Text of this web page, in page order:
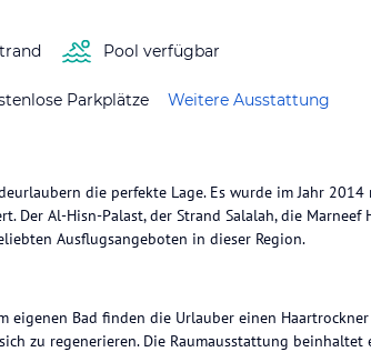
Pool verfügbar
Parkplätze Weitere Ausstattung
die perfekte Lage. Es wurde im Jahr 2014
Der Al-Hisn-Palast, der Strand Salalah, die Marneef
Ausflugsangeboten in dieser Region.
eigenen Bad finden die Urlauber einen Haartrockner
zu regenerieren. Die Raumausstattung beinhaltet